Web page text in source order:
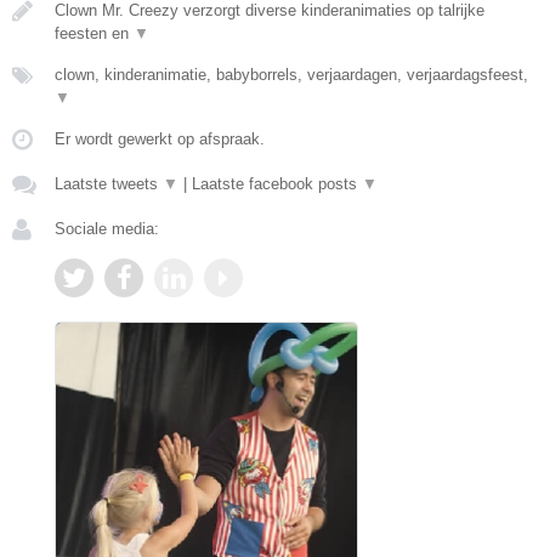
Clown Mr. Creezy verzorgt diverse kinderanimaties op talrijke
feesten en ▼
clown, kinderanimatie, babyborrels, verjaardagen, verjaardagsfeest,
▼
Er wordt gewerkt op afspraak.
Laatste tweets ▼ Laatste facebook posts ▼
Sociale media: